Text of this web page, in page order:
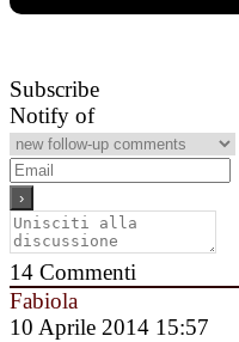
Subscribe
Notify of
14 Commenti
Fabiola
10 Aprile 2014 15:57